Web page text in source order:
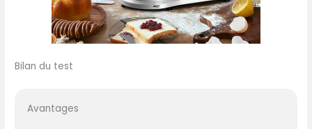
Bilan du test
Avantages